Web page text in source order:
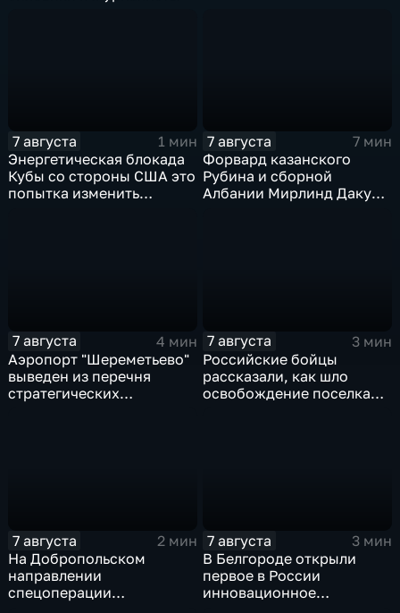
7 августа
1 мин
Энергетическая блокада
Кубы со стороны США это
попытка изменить
7 августа
7 мин
Форвард казанского
Рубина и сборной
Албании Мирлинд Даку
7 августа
4 мин
Аэропорт "Шереметьево"
выведен из перечня
стратегических
7 августа
3 мин
Российские бойцы
рассказали, как шло
освобождение поселка
7 августа
2 мин
На Добропольском
направлении
спецоперации
7 августа
3 мин
В Белгороде открыли
первое в России
инновационное